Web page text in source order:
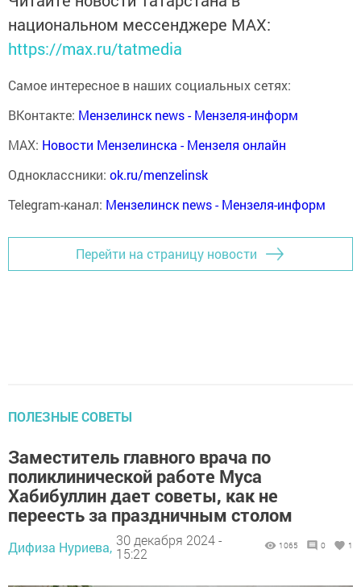
национальном мессенджере MАХ:
https://max.ru/tatmedia
Самое интересное в наших социальных сетях:
ВКонтакте: Мензелинск news - Мензеля-информ
MAX: Новости Мензелинска - Мензеля онлайн
Одноклассники: ok.ru/menzelinsk
Telegram-канал: Мензелинск news - Мензеля-информ
Перейти на страницу новости
ПОЛЕЗНЫЕ СОВЕТЫ
Заместитель главного врача по
поликлинической работе Муса
Хабибуллин дает советы, как не
переесть за праздничным столом
Дифиза Нуриева, 30 декабря 2024 -
15:22
1065 0 1